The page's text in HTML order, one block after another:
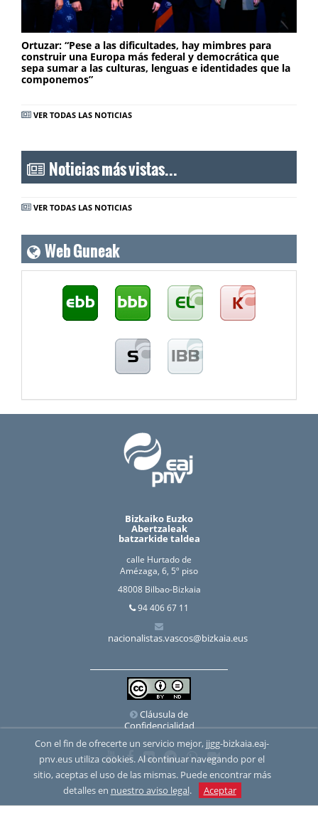
Ortuzar: “Pese a las dificultades, hay mimbres para
construir una Europa más federal y democrática que
sepa sumar a las culturas, lenguas e identidades que la
componemos”
VER TODAS LAS NOTICIAS
Noticias más vistas...
VER TODAS LAS NOTICIAS
Web Guneak
Bizkaiko Euzko
Abertzaleak
batzarkide taldea
calle Hurtado de
Amézaga, 6, 5º piso
48008 Bilbao-Bizkaia
94 406 67 11
nacionalistas.vascos@bizkaia.eus
Cláusula de
Confidencialidad
Con el fin de ofrecerte un servicio mejor, jjgg-bizkaia.eaj-
pnv.eus utiliza cookies. Al continuar navegando por el
sitio, aceptas el uso de las mismas. Puede encontrar más
detalles en nuestro aviso legal. Aceptar